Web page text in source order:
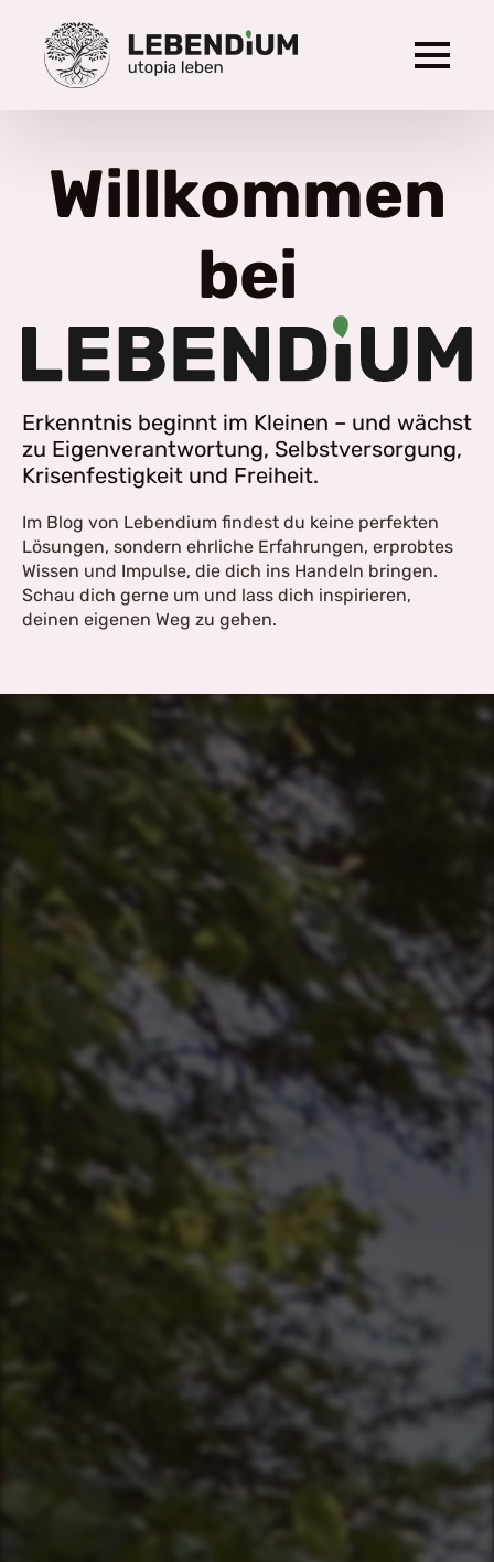
Willkommen
bei
Erkenntnis beginnt im Kleinen – und wächst
zu Eigenverantwortung, Selbstversorgung,
Krisenfestigkeit und Freiheit.
Im Blog von Lebendium findest du keine perfekten
Lösungen, sondern ehrliche Erfahrungen, erprobtes
Wissen und Impulse, die dich ins Handeln bringen.
Schau dich gerne um und lass dich inspirieren,
deinen eigenen Weg zu gehen.